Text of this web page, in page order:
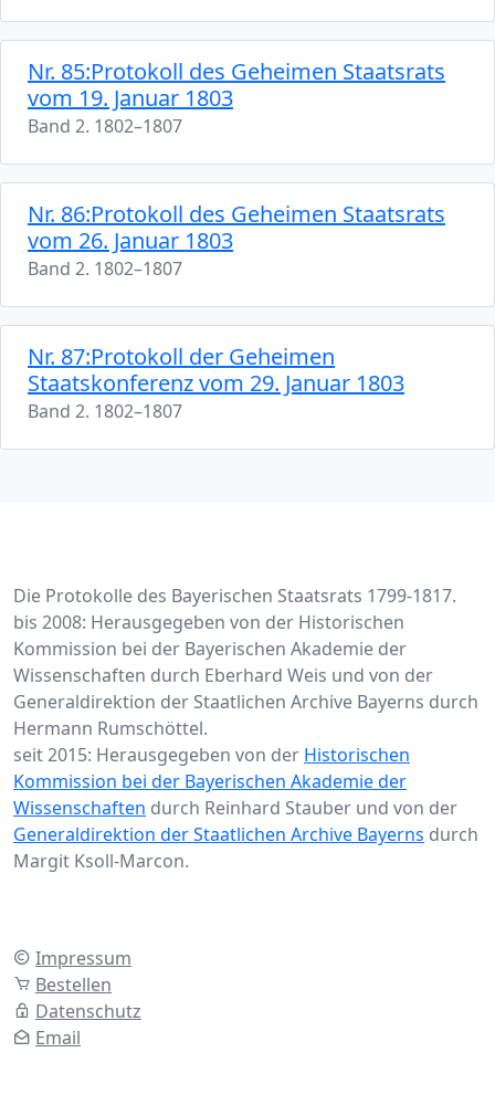
Nr. 85:Protokoll des Geheimen Staatsrats
vom 19. Januar 1803
Band 2. 1802–1807
Nr. 86:Protokoll des Geheimen Staatsrats
vom 26. Januar 1803
Band 2. 1802–1807
Nr. 87:Protokoll der Geheimen
Staatskonferenz vom 29. Januar 1803
Band 2. 1802–1807
Die Protokolle des Bayerischen Staatsrats 1799-1817.
bis 2008: Herausgegeben von der Historischen
Kommission bei der Bayerischen Akademie der
Wissenschaften durch Eberhard Weis und von der
Generaldirektion der Staatlichen Archive Bayerns durch
Hermann Rumschöttel.
seit 2015: Herausgegeben von der Historischen
Kommission bei der Bayerischen Akademie der
Wissenschaften durch Reinhard Stauber und von der
Generaldirektion der Staatlichen Archive Bayerns durch
Margit Ksoll-Marcon.
Impressum
Bestellen
Datenschutz
Email